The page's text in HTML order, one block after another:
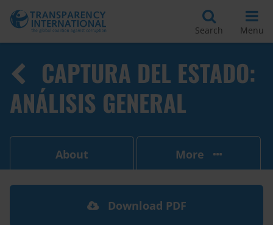
Search Menu
CAPTURA DEL ESTADO:
ANÁLISIS GENERAL
About More
Download PDF